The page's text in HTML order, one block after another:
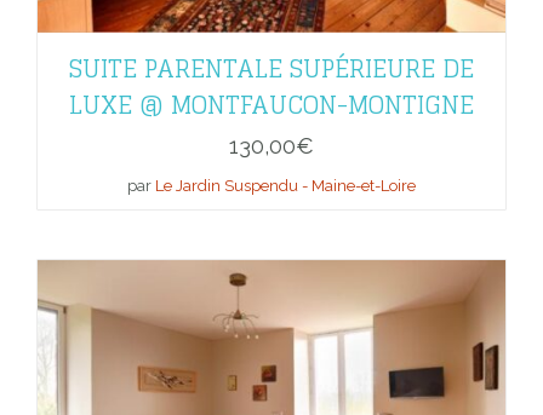
SUITE PARENTALE SUPÉRIEURE DE
LUXE @ MONTFAUCON-MONTIGNE
130,00€
par Le Jardin Suspendu - Maine-et-Loire